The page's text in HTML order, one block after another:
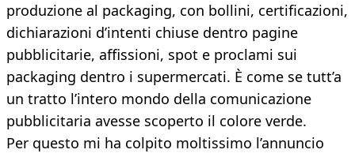
produzione al packaging, con bollini, certificazioni,
dichiarazioni d’intenti chiuse dentro pagine
pubblicitarie, affissioni, spot e proclami sui
packaging dentro i supermercati. È come se tutt’a
un tratto l’intero mondo della comunicazione
pubblicitaria avesse scoperto il colore verde.
Per questo mi ha colpito moltissimo l’annuncio